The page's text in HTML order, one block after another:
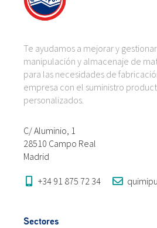
Te ayudamos a mejorar y
manipulación y almacenaje de
para las necesidades de
empresa con el suministro
personalizados.
C/ Aluminio, 1
28510 Campo Real
Madrid
+34 91 875 72 34
Sectores